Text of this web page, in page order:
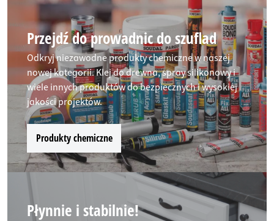
Przejdź do prowadnic do szuflad
Odkryj niezawodne produkty chemiczne w naszej
nowej kategorii. Klej do drewna, spray silikonowy i
wiele innych produktów do bezpiecznych i wysokiej
jakości projektów.
Produkty chemiczne
Płynnie i stabilnie!